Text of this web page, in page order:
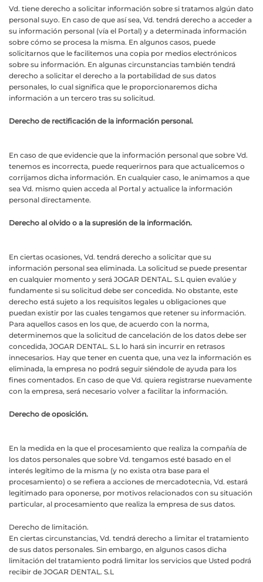
Vd. tiene derecho a solicitar información sobre si tratamos algún dato
personal suyo. En caso de que así sea, Vd. tendrá derecho a acceder a
su información personal (vía el Portal) y a determinada información
sobre cómo se procesa la misma. En algunos casos, puede
solicitarnos que le facilitemos una copia por medios electrónicos
sobre su información. En algunas circunstancias también tendrá
derecho a solicitar el derecho a la portabilidad de sus datos
personales, lo cual significa que le proporcionaremos dicha
información a un tercero tras su solicitud.
Derecho de rectificación de la información personal.
En caso de que evidencie que la información personal que sobre Vd.
tenemos es incorrecta, puede requerirnos para que actualicemos o
corrijamos dicha información. En cualquier caso, le animamos a que
sea Vd. mismo quien acceda al Portal y actualice la información
personal directamente.
Derecho al olvido o a la supresión de la información.
En ciertas ocasiones, Vd. tendrá derecho a solicitar que su
información personal sea eliminada. La solicitud se puede presentar
en cualquier momento y será JOGAR DENTAL. S.L quien evalúe y
fundamente si su solicitud debe ser concedida. No obstante, este
derecho está sujeto a los requisitos legales u obligaciones que
puedan existir por las cuales tengamos que retener su información.
Para aquellos casos en los que, de acuerdo con la norma,
determinemos que la solicitud de cancelación de los datos debe ser
concedida, JOGAR DENTAL. S.L lo hará sin incurrir en retrasos
innecesarios. Hay que tener en cuenta que, una vez la información es
eliminada, la empresa no podrá seguir siéndole de ayuda para los
fines comentados. En caso de que Vd. quiera registrarse nuevamente
con la empresa, será necesario volver a facilitar la información.
Derecho de oposición.
En la medida en la que el procesamiento que realiza la compañía de
los datos personales que sobre Vd. tengamos esté basado en el
interés legítimo de la misma (y no exista otra base para el
procesamiento) o se refiera a acciones de mercadotecnia, Vd. estará
legitimado para oponerse, por motivos relacionados con su situación
particular, al procesamiento que realiza la empresa de sus datos.
Derecho de limitación.
En ciertas circunstancias, Vd. tendrá derecho a limitar el tratamiento
de sus datos personales. Sin embargo, en algunos casos dicha
limitación del tratamiento podrá limitar los servicios que Usted podrá
recibir de JOGAR DENTAL. S.L